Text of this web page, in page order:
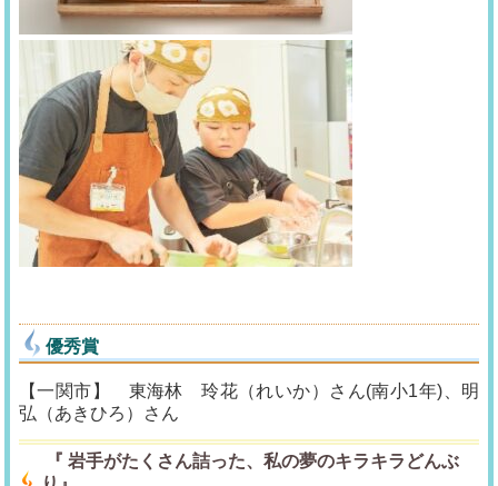
優秀賞
【一関市】 東海林 玲花（れいか）さん(南小1年)、明
弘（あきひろ）さん
『 岩手がたくさん詰った、私の夢のキラキラどんぶ